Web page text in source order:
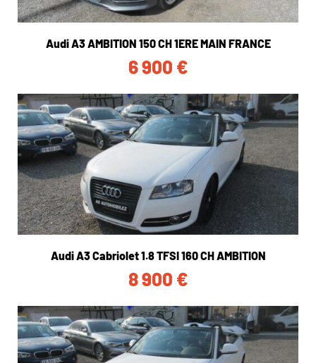
Audi A3 AMBITION 150 CH 1ERE MAIN FRANCE
6 900 €
Audi A3 Cabriolet 1.8 TFSI 160 CH AMBITION
8 900 €